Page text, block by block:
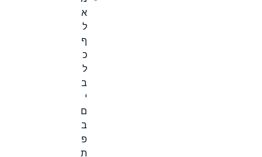
א
ל
ף
כ
ל
ב
י
ם
ב
פ
ת